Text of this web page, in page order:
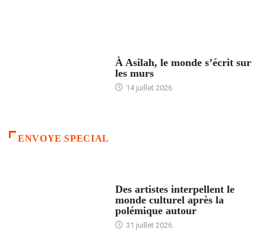
À Asilah, le monde s’écrit sur
les murs
14 juillet 2026
ENVOYE SPECIAL
Des artistes interpellent le
monde culturel après la
polémique autour
31 juillet 2026